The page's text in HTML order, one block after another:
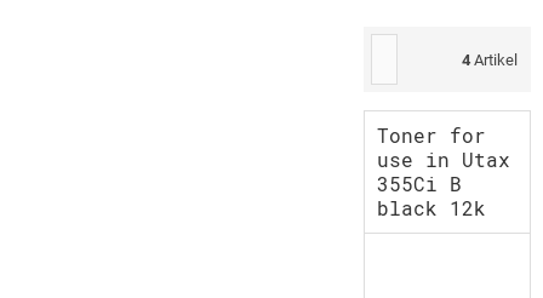
4 Artikel
Toner for
use in Utax
355Ci B
black 12k